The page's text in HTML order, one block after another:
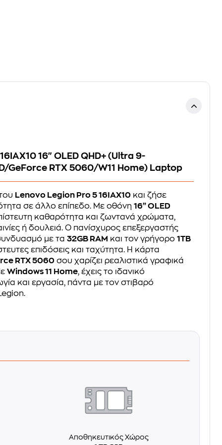
16" OLED QHD+ (Ultra 9-
GeForce RTX 5060/W11 Home) Laptop
Lenovo Legion Pro 5 16IAX10 και ζήσε
σε άλλο επίπεδο. Με οθόνη16” OLED
καθαρότητα και ζωντανά χρώματα,
ή δουλειά. Ο πανίσχυρος επεξεργαστής
με τα32GB RAM και τον γρήγορο1TB
επιδόσεις και ταχύτητα. Η κάρτα
RTX 5060 σου χαρίζει ρεαλιστικά γραφικά
Windows 11 Home, έχεις το ιδανικό
και εργασία, πάντα με τον στιβαρό
Αποθηκευτικός Χώρος